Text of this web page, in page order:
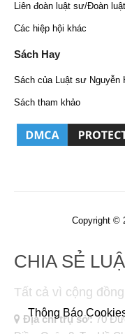
Liên đoàn luật sư/Đoàn
Các hiệp hội khác
Sách Hay
Sách của Luật sư Nguyễn
Sách tham khảo
Copyright ©
CHIA SẺ
Tất cả vì cộng
Địa chỉ trụ sở:70
Thông Báo